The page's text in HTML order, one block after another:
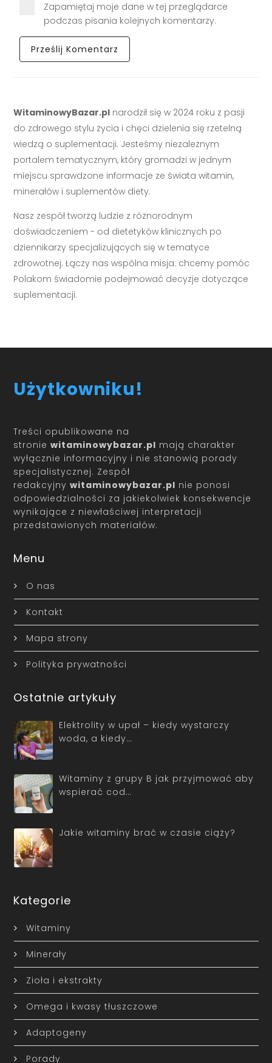
Zapamiętaj moje dane w tej przeglądarce
podczas pisania kolejnych komentarzy.
WitaminowyBazar.pl narodził się w 2024 roku z pasji
do zdrowego stylu życia i chęci dzielenia się rzetelną
wiedzą o suplementacji. Jesteśmy niezależnym
portalem tematycznym, który gromadzi w jednym
miejscu sprawdzone informacje ze świata witamin,
minerałów i suplementów diety.
Nasz zespół tworzą ludzie z różnorodnym
doświadczeniem - od dietetyków klinicznych po
dziennikarzy specjalizujących się w tematyce
zdrowotnej. Łączy nas wspólna misja: chcemy pomóc
Polakom świadomie podejmować decyzje dotyczące
suplementacji.
Użytkowniku!
Treści opublikowane na
stroniewitaminowybazar.pl mają charakter
wyłącznie informacyjny i nie stanowią porady
specjalistycznej. Zespół
redakcyjnywitaminowybazar.pl nie ponosi
odpowiedzialności za jakiekolwiek konsekwencje
wynikające z niewłaściwej interpretacji
przedstawionych materiałów.
Menu
O nas
Kontakt
Mapa strony
Polityka prywatności
Ostatnie artykuły
Elektrolity w upał – kiedy wystarczy
woda, a kiedy…
Witaminy z grupy B jak przyjmować aby
wspierać cod…
Jakie witaminy brać w czasie ciąży?
Kategorie
Witaminy
Minerały
Zioła i ekstrakty
Omega i kwasy tłuszczowe
Adaptogeny
Porady